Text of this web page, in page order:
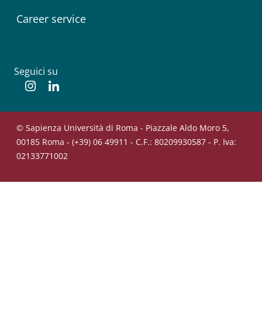
Career service
Seguici su
Instagram
© Sapienza Università di Roma - Piazzale Aldo Moro 5,
00185 Roma - (+39) 06 49911 - C.F.: 80209930587 - P. Iva:
02133771002